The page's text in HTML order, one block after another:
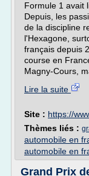
Formule 1 avait
Depuis, les
de la discipline
l'Hexagone,
français depuis
course en
Magny-Cours,
Lire la suite
Site : https://
Thèmes liés :
automobile en
automobile en
Grand Prix